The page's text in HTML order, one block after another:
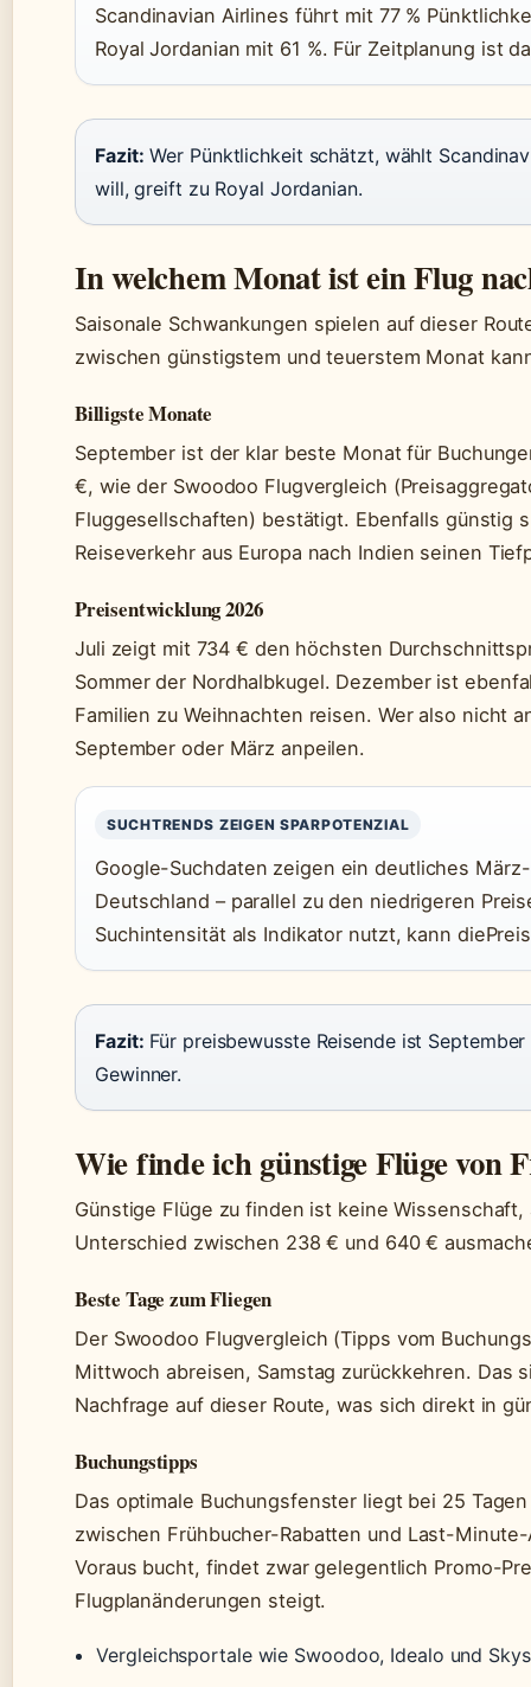
Scandinavian Airlines führt mit 77 %
Royal Jordanian mit 61 %. Für Zeitplanung ist
Fazit: Wer Pünktlichkeit schätzt, wählt
will, greift zu Royal Jordanian.
In welchem Monat ist ein Flug
Saisonale Schwankungen spielen auf dieser
zwischen günstigstem und teuerstem Monat
Billigste Monate
September ist der klar beste Monat für
€, wie der Swoodoo Flugvergleich
Fluggesellschaften) bestätigt. Ebenfalls günstig
Reiseverkehr aus Europa nach Indien seinen
Preisentwicklung 2026
Juli zeigt mit 734 € den höchsten
Sommer der Nordhalbkugel. Dezember ist
Familien zu Weihnachten reisen. Wer also nicht
September oder März anpeilen.
SUCHTRENDS ZEIGEN SPARPOTENZIAL
Google-Suchdaten zeigen ein deutliches
Deutschland – parallel zu den niedrigeren
Suchintensität als Indikator nutzt, kann
Fazit: Für preisbewusste Reisende ist
Gewinner.
Wie finde ich günstige Flüge von
Günstige Flüge zu finden ist keine
Unterschied zwischen 238 € und 640 €
Beste Tage zum Fliegen
Der Swoodoo Flugvergleich (Tipps vom
Mittwoch abreisen, Samstag zurückkehren. Das
Nachfrage auf dieser Route, was sich direkt in
Buchungstipps
Das optimale Buchungsfenster liegt bei 25
zwischen Frühbucher-Rabatten und Last-
Voraus bucht, findet zwar gelegentlich Promo-
Flugplanänderungen steigt.
Vergleichsportale wie Swoodoo, Idealo und